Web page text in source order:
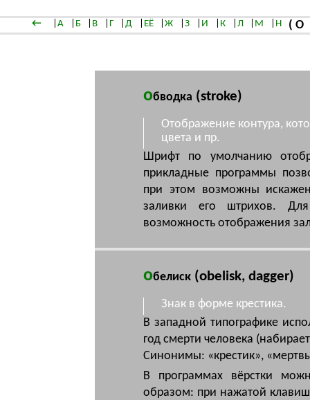
← А Б В Г Д ЕЁ |Ж |З И К Л М Н ( О
обводка (stroke)
Отображение контура,
цвета и пр.
Шрифт по умолчанию
прикладные программы
при этом возможны
заливки его штрихов.
возможность отображения
обелиск (obelisk, dagger)
Знак в форме крестика.
В западной типографике
год смерти человека
Cинонимы: «крестик»,
В программах вёрстки
образом: при нажатой